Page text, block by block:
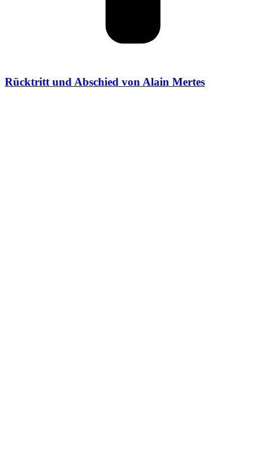
Rücktritt und Abschied von Alain Mertes